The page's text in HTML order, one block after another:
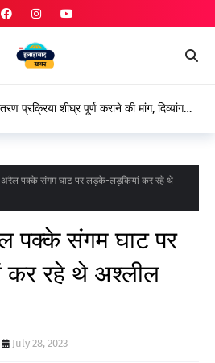
प्रक्रिया शीघ्र पूर्ण कराने की मांग, दिव्यांग
अरैल पक्के संगम घाट पर लड़के-लड़कियां कर रहे थे
पक्के संगम घाट पर
रहे थे अश्लील
July 28, 2023